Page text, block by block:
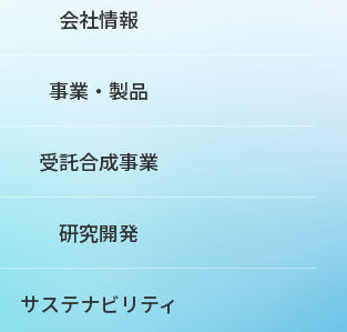
会社情報
事業・製品
受託合成事業
研究開発
サステナビリティ